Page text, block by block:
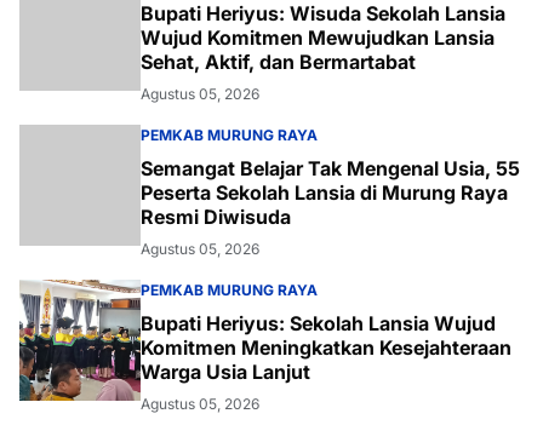
Bupati Heriyus: Wisuda Sekolah Lansia
Wujud Komitmen Mewujudkan Lansia
Sehat, Aktif, dan Bermartabat
Agustus 05, 2026
PEMKAB MURUNG RAYA
Semangat Belajar Tak Mengenal Usia, 55
Peserta Sekolah Lansia di Murung Raya
Resmi Diwisuda
Agustus 05, 2026
PEMKAB MURUNG RAYA
Bupati Heriyus: Sekolah Lansia Wujud
Komitmen Meningkatkan Kesejahteraan
Warga Usia Lanjut
Agustus 05, 2026